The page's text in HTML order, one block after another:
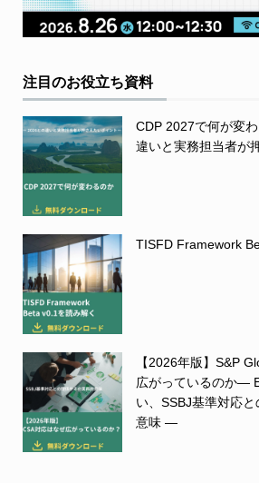
注目のお役立ち資料
CDP 2027で何が変
違いと実務担当者が
TISFD Framework
【2026年版】S&P
広がっているのか―
い、SSBJ基準対応
意味 ―